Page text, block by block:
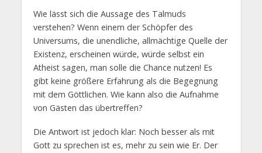
Wie lässt sich die Aussage des Talmuds
verstehen? Wenn einem der Schöpfer des
Universums, die unendliche, allmächtige Quelle der
Existenz, erscheinen würde, würde selbst ein
Atheist sagen, man solle die Chance nutzen! Es
gibt keine größere Erfahrung als die Begegnung
mit dem Göttlichen. Wie kann also die Aufnahme
von Gästen das übertreffen?
Die Antwort ist jedoch klar: Noch besser als mit
Gott zu sprechen ist es, mehr zu sein wie Er. Der